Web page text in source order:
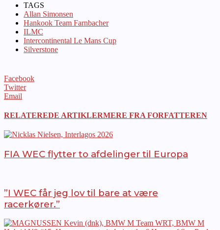
TAGS
Allan Simonsen
Hankook Team Farnbacher
ILMC
Intercontinental Le Mans Cup
Silverstone
Facebook
Twitter
Email
RELATEREDE ARTIKLERMERE FRA FORFATTEREN
FIA WEC flytter to afdelinger til Europa
”I WEC får jeg lov til bare at være
racerkører.”